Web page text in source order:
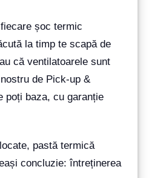
șoc termic
la timp te scapă de
că ventilatoarele sunt
de Pick-up &
poți baza, cu garanție
pastă termică
concluzie: întreținerea